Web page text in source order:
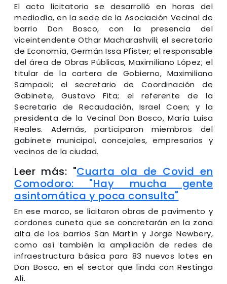
El acto licitatorio se desarrolló en horas del
mediodía, en la sede de la Asociación Vecinal de
barrio Don Bosco, con la presencia del
viceintendente Othar Macharashvili; el secretario
de Economía, Germán Issa Pfister; el responsable
del área de Obras Públicas, Maximiliano López; el
titular de la cartera de Gobierno, Maximiliano
Sampaoli; el secretario de Coordinación de
Gabinete, Gustavo Fita; el referente de la
Secretaría de Recaudación, Israel Coen; y la
presidenta de la Vecinal Don Bosco, María Luisa
Reales. Además, participaron miembros del
gabinete municipal, concejales, empresarios y
vecinos de la ciudad.
Leer más: "Cuarta ola de Covid en
Comodoro: "Hay mucha gente
asintomática y poca consulta"
En ese marco, se licitaron obras de pavimento y
cordones cuneta que se concretarán en la zona
alta de los barrios San Martín y Jorge Newbery,
como así también la ampliación de redes de
infraestructura básica para 83 nuevos lotes en
Don Bosco, en el sector que linda con Restinga
Alí.